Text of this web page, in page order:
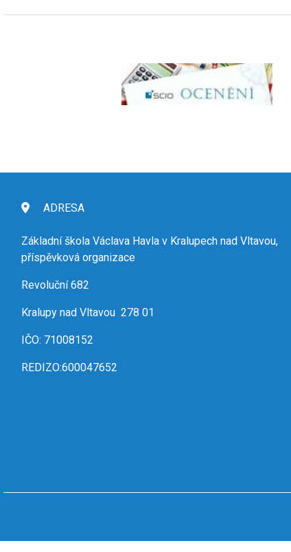
ADRESA
Základní škola Václava Havla v Kralupech nad Vltavou,
příspěvková organizace
Revoluční 682
Kralupy nad Vltavou 278 01
IČO: 71008152
REDIZO:600047652